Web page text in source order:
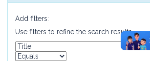
Add filters:
Use filters to refine the search results.